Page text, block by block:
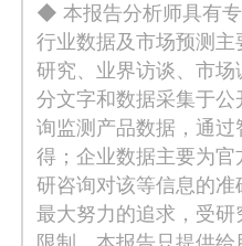
◆ 本报告分析师具有
行业数据及市场预测
研究、业界访谈、市
分文字和数据采集于
询监测产品数据，通
得；企业数据主要为
研咨询对该等信息的
最大努力的追求，受